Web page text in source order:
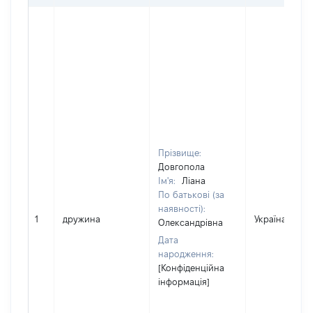
1 дружина
Прізвище:
Довгопола
Ім'я:
Ліана
По батькові (за
наявності):
Олександрівна
Дата
народження:
[Конфіденційна
інформація]
Україна